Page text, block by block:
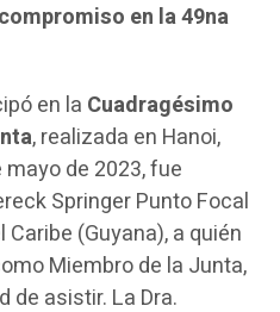
en la 49na
en la Cuadragésimo
, realizada en Hanoi,
de 2023, fue
Springer Punto Focal
(Guyana), a quién
Miembro de la Junta,
de asistir. La Dra.